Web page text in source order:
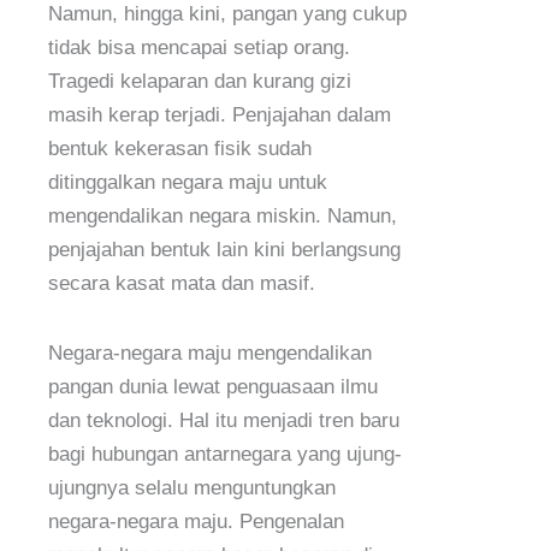
Namun, hingga kini, pangan yang cukup
tidak bisa mencapai setiap orang.
Tragedi kelaparan dan kurang gizi
masih kerap terjadi. Penjajahan dalam
bentuk kekerasan fisik sudah
ditinggalkan negara maju untuk
mengendalikan negara miskin. Namun,
penjajahan bentuk lain kini berlangsung
secara kasat mata dan masif.
Negara-negara maju mengendalikan
pangan dunia lewat penguasaan ilmu
dan teknologi. Hal itu menjadi tren baru
bagi hubungan antarnegara yang ujung-
ujungnya selalu menguntungkan
negara-negara maju. Pengenalan